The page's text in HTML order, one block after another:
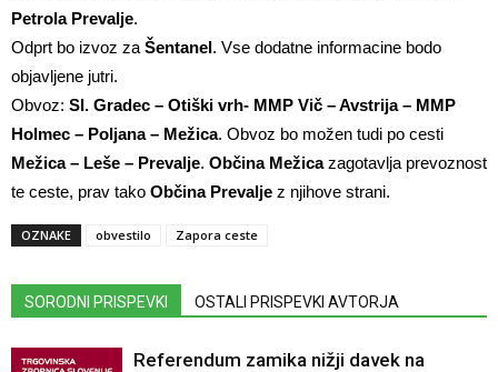
Petrola Prevalje.
Odprt bo izvoz za Šentanel. Vse dodatne informacine bodo
objavljene jutri.
Obvoz: Sl. Gradec – Otiški vrh- MMP Vič – Avstrija – MMP
Holmec – Poljana – Mežica. Obvoz bo možen tudi po cesti
Mežica – Leše – Prevalje. Občina Mežicazagotavlja prevoznost
te ceste, prav tako Občina Prevalje z njihove strani.
OZNAKE obvestilo Zapora ceste
SORODNI PRISPEVKI OSTALI PRISPEVKI AVTORJA
Referendum zamika nižji davek na